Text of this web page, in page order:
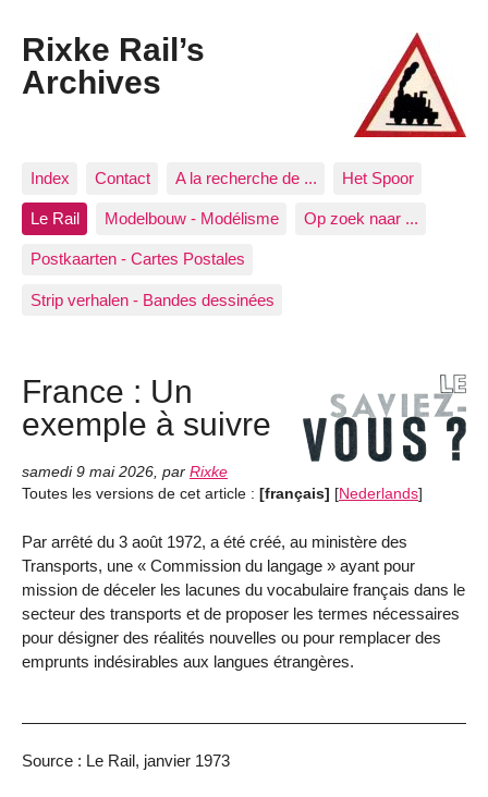
Rixke Rail’s
Archives
Index Contact A la recherche de ... Het Spoor
Le Rail Modelbouw - Modélisme Op zoek naar ...
Postkaarten - Cartes Postales
Strip verhalen - Bandes dessinées
France : Un
exemple à suivre
samedi 9 mai 2026, par Rixke
Toutes les versions de cet article : [français] [Nederlands]
Par arrêté du 3 août 1972, a été créé, au ministère des
Transports, une « Commission du langage » ayant pour
mission de déceler les lacunes du vocabulaire français dans le
secteur des transports et de proposer les termes nécessaires
pour désigner des réalités nouvelles ou pour remplacer des
emprunts indésirables aux langues étrangères.
Source : Le Rail, janvier 1973